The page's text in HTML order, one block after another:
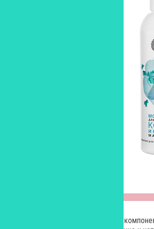
Входящие в ее состав активные